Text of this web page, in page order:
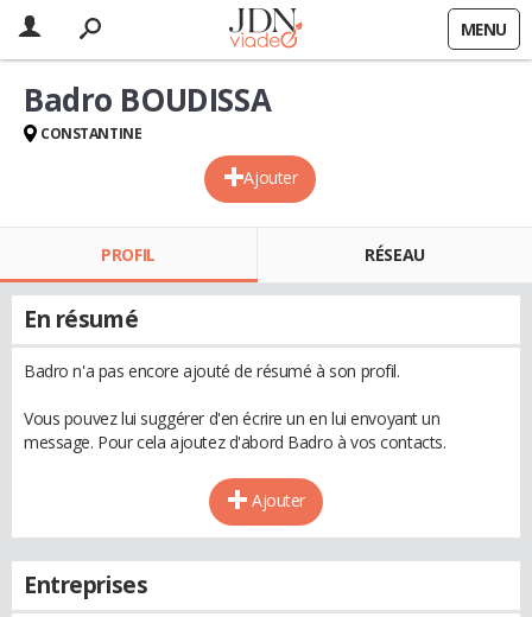
MENU
Ajouter
Badro BOUDISSA
CONSTANTINE
PROFIL RÉSEAU
En résumé
Badro n'a pas encore ajouté de résumé à son profil.
Vous pouvez lui suggérer d'en écrire un en lui envoyant un
message. Pour cela ajoutez d'abord Badro à vos contacts.
Ajouter
Entreprises